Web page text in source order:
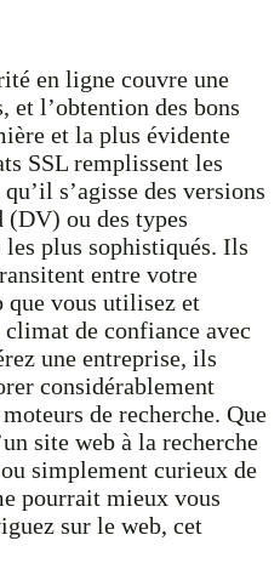
en ligne couvre une
et l’obtention des bons
et la plus évidente
SSL remplissent les
s’agisse des versions
(DV) ou des types
plus sophistiqués. Ils
entre votre
que vous utilisez et
de confiance avec
une entreprise, ils
considérablement
de recherche. Que
site web à la recherche
simplement curieux de
pourrait mieux vous
sur le web, cet